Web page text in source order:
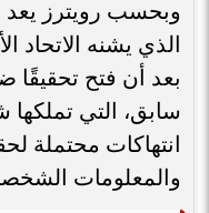
وبحسب رويترز يعد
الذي يشنه الاتحاد
سابق، التي
انتهاكات محتملة
والمعلومات